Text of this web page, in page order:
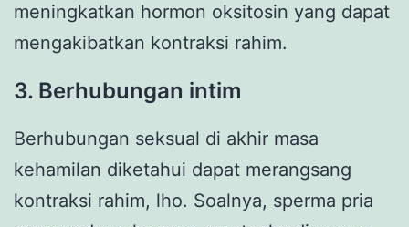
meningkatkan hormon oksitosin yang dapat
mengakibatkan kontraksi rahim.
3. Berhubungan intim
Berhubungan seksual di akhir masa
kehamilan diketahui dapat merangsang
kontraksi rahim, lho. Soalnya, sperma pria